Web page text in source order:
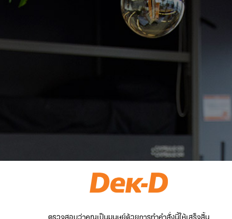
ตรวจสอบว่าคุณเป็นมนุษย์ด้วยการทำคำสั่งนี้ให้เสร็จสิ้น